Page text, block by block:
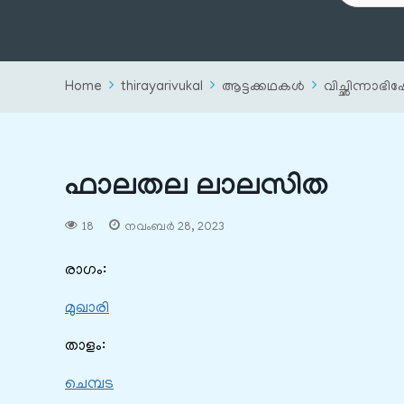
Home thirayarivukal ആട്ടക്കഥകൾ
ഫാലതല ലാലസിത
18 നവംബർ 28, 2023
രാഗം:
മുഖാരി
താളം:
ചെമ്പട